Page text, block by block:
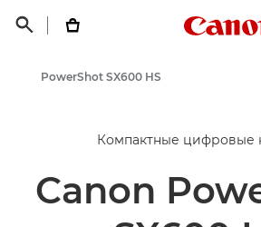
 
PowerShot SX600 HS
Компактные цифровые
Canon